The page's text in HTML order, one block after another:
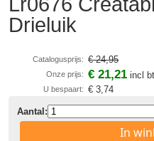
Drieluik
Catalogusprijs: € 24,95
Onze prijs: € 21,21 incl
U bespaart: € 3,74
Aantal:
In